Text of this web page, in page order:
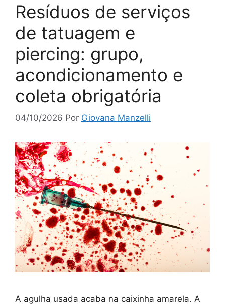
Resíduos de serviços
de tatuagem e
piercing: grupo,
acondicionamento e
coleta obrigatória
04/10/2026 Por Giovana Manzelli
A agulha usada acaba na caixinha amarela. A